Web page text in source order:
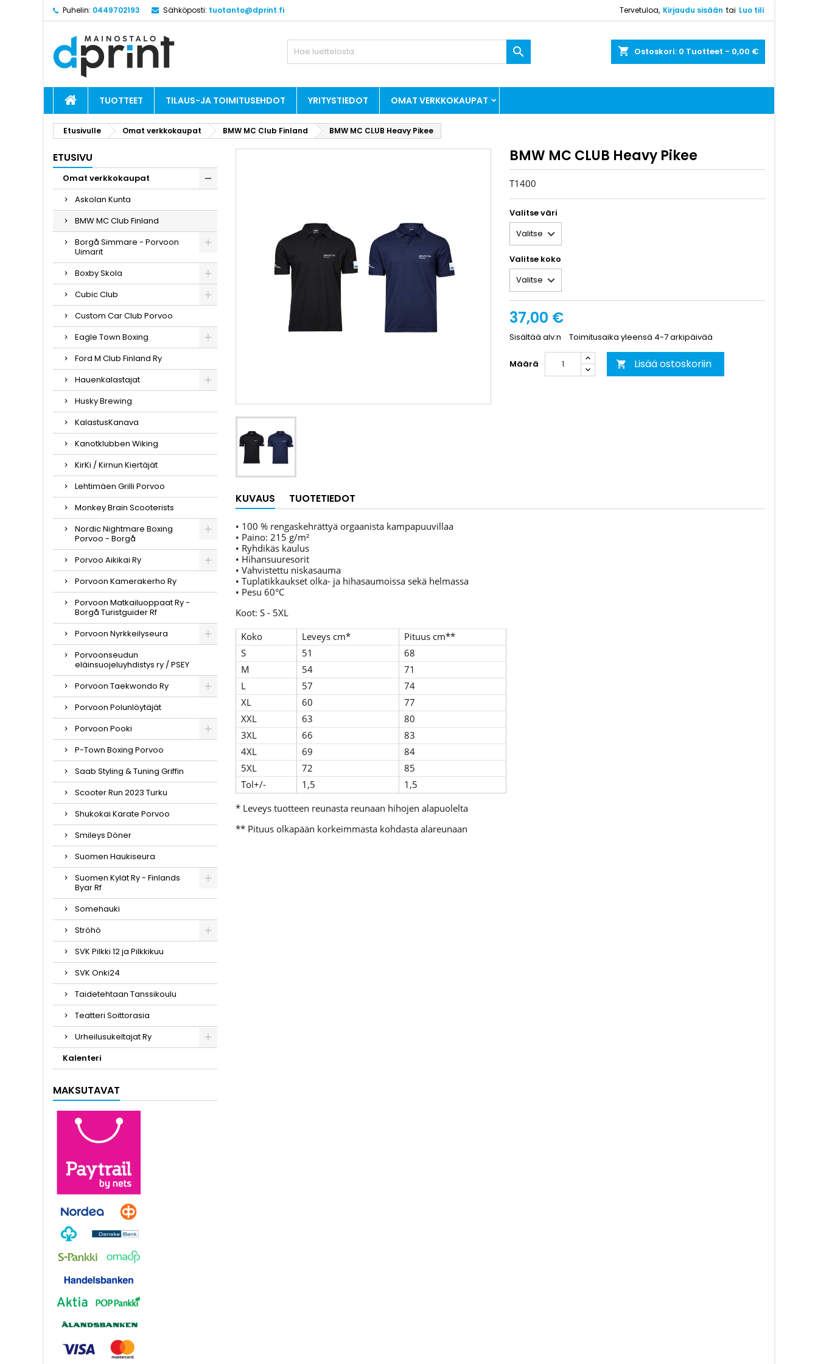
Puhelin: 0449702193 Sähköposti: tuotanto@dprint.fi Tervetuloa, Kirjaudu sisään tai Luo tili
shopping_cart Ostoskori: 0 Tuotteet - 0,00 €

TUOTTEET TILAUS-JA TOIMITUSEHDOT YRITYSTIEDOT OMAT VERKKOKAUPAT
Etusivulle Omat verkkokaupat BMW MC Club Finland BMW MC CLUB Heavy Pikee
ETUSIVU
Omat verkkokaupat
Askolan Kunta
BMW MC Club Finland
Borgå Simmare - Porvoon
Uimarit
Boxby Skola
Cubic Club
Custom Car Club Porvoo
Eagle Town Boxing
Ford M Club Finland Ry
Hauenkalastajat
Husky Brewing
KalastusKanava
Kanotklubben Wiking
KirKi / Kirnun Kiertäjät
Lehtimäen Grilli Porvoo
Monkey Brain Scooterists
Nordic Nightmare Boxing
Porvoo - Borgå
Porvoo Aikikai Ry
Porvoon Kamerakerho Ry
Porvoon Matkailuoppaat Ry -
Borgå Turistguider Rf
Porvoon Nyrkkeilyseura
Porvoonseudun
eläinsuojeluyhdistys ry / PSEY
Porvoon Taekwondo Ry
Porvoon Polunlöytäjät
Porvoon Pooki
P-Town Boxing Porvoo
Saab Styling & Tuning Griffin
Scooter Run 2023 Turku
Shukokai Karate Porvoo
Smileys Döner
Suomen Haukiseura
Suomen Kylät Ry - Finlands
Byar Rf
Somehauki
Ströhö
SVK Pilkki 12 ja Pilkkikuu
SVK Onki24
Taidetehtaan Tanssikoulu
Teatteri Soittorasia
Urheilusukeltajat Ry
Kalenteri
MAKSUTAVAT
BMW MC CLUB Heavy Pikee
T1400
Valitse väri
Valitse koko
37,00 €
Sisältää alv:n Toimitusaika yleensä 4-7 arkipäivää
Määrä  Lisää ostoskoriin
KUVAUS TUOTETIEDOT
• 100 % rengaskehrättyä orgaanista kampapuuvillaa
• Paino: 215 g/m²
• Ryhdikäs kaulus
• Hihansuuresorit
• Vahvistettu niskasauma
• Tuplatikkaukset olka- ja hihasaumoissa sekä helmassa
• Pesu 60°C
Koot: S - 5XL
Koko
Leveys cm*
Pituus cm**
S
51
68
M
54
71
L
57
74
XL
60
77
XXL
63
80
3XL
66
83
4XL
69
84
5XL
72
85
Tol+/-
1,5
1,5
* Leveys tuotteen reunasta reunaan hihojen alapuolelta
** Pituus olkapään korkeimmasta kohdasta alareunaan